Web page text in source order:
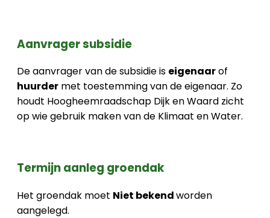
Aanvrager subsidie
De aanvrager van de subsidie is eigenaarof
huurder met toestemming van de eigenaar. Zo
houdt Hoogheemraadschap Dijk en Waard zicht
op wie gebruik maken van de Klimaat en Water.
Termijn aanleg groendak
Het groendak moet Niet bekendworden
aangelegd.